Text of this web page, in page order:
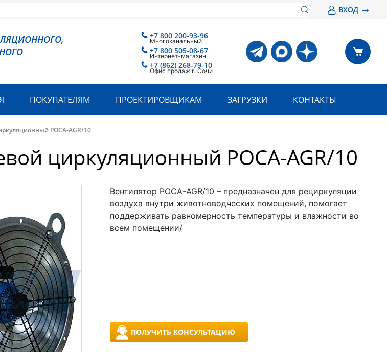
ВХОД →
+7 800 200-93-96
Многоканальный
+7 800 505-08-67
Интернет-магазин
+7 (862) 268-79-10
Офис продаж г. Сочи
ПОКУПАТЕЛЯМ ПРОЕКТИРОВЩИКАМ ЗАГРУЗКИ КОНТАКТЫ
РОСА-AGR/10
циркуляционный РОСА-AGR/10
Вентилятор РОСА-AGR/10 – предназначен для рециркуляции
воздуха внутри животноводческих помещений, помогает
поддерживать равномерность температуры и влажности во
всем помещении/
ПОЛУЧИТЬ КОНСУЛЬТАЦИЮ